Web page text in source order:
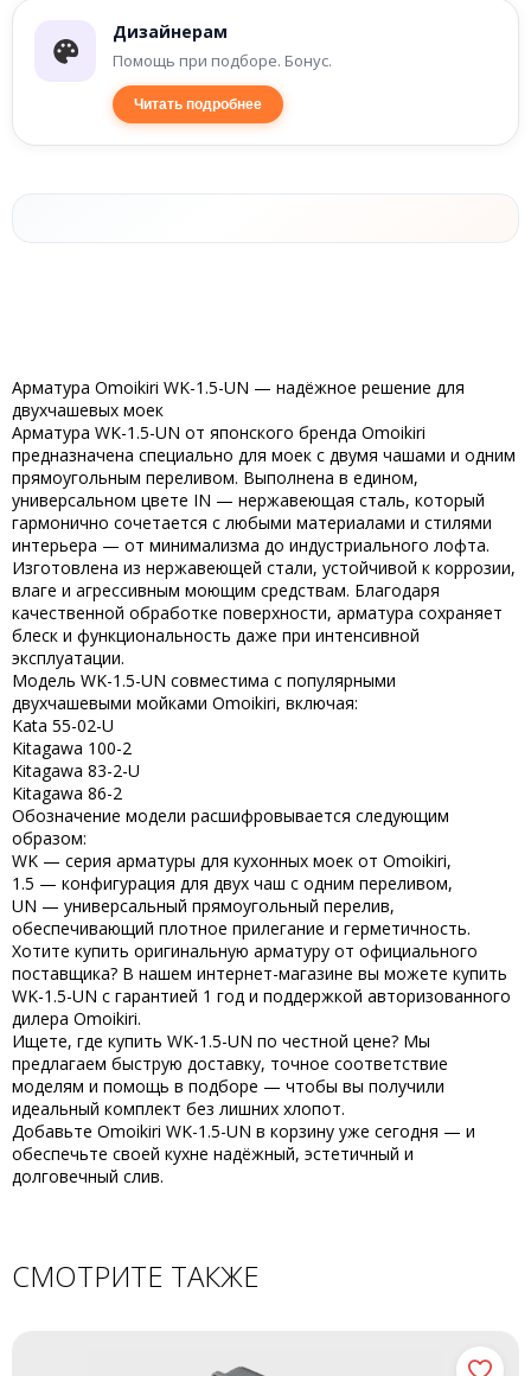
Дизайнерам
Помощь при подборе. Бонус.
Читать подробнее
Арматура Omoikiri WK-1.5-UN — надёжное решение для
двухчашевых моек
Арматура WK-1.5-UN от японского бренда Omoikiri
предназначена специально для моек с двумя чашами и одним
прямоугольным переливом. Выполнена в едином,
универсальном цвете IN — нержавеющая сталь, который
гармонично сочетается с любыми материалами и стилями
интерьера — от минимализма до индустриального лофта.
Изготовлена из нержавеющей стали, устойчивой к коррозии,
влаге и агрессивным моющим средствам. Благодаря
качественной обработке поверхности, арматура сохраняет
блеск и функциональность даже при интенсивной
эксплуатации.
Модель WK-1.5-UN совместима с популярными
двухчашевыми мойками Omoikiri, включая:
Kata 55-02-U
Kitagawa 100-2
Kitagawa 83-2-U
Kitagawa 86-2
Обозначение модели расшифровывается следующим
образом:
WK — серия арматуры для кухонных моек от Omoikiri,
1.5 — конфигурация для двух чаш с одним переливом,
UN — универсальный прямоугольный перелив,
обеспечивающий плотное прилегание и герметичность.
Хотите купить оригинальную арматуру от официального
поставщика? В нашем интернет-магазине вы можете купить
WK-1.5-UN с гарантией 1 год и поддержкой авторизованного
дилера Omoikiri.
Ищете, где купить WK-1.5-UN по честной цене? Мы
предлагаем быструю доставку, точное соответствие
моделям и помощь в подборе — чтобы вы получили
идеальный комплект без лишних хлопот.
Добавьте Omoikiri WK-1.5-UN в корзину уже сегодня — и
обеспечьте своей кухне надёжный, эстетичный и
долговечный слив.
СМОТРИТЕ ТАКЖЕ